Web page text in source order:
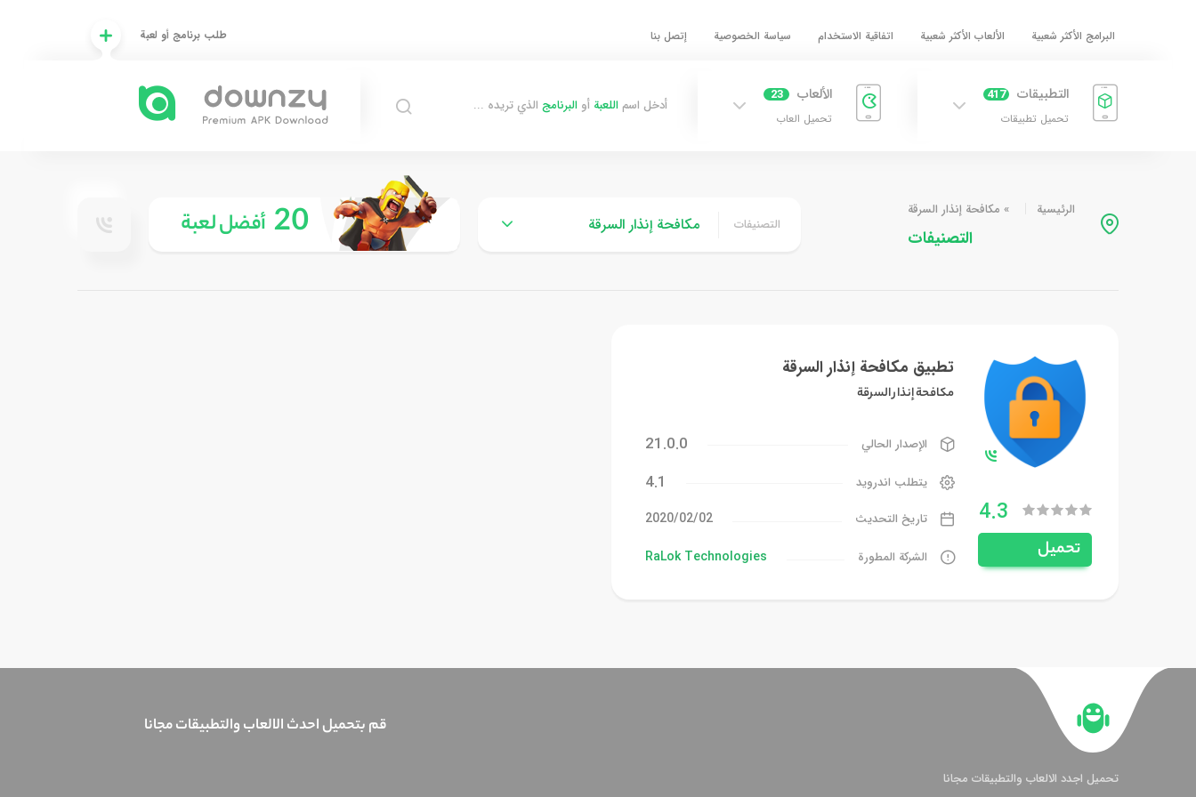
البرامج الأكثر شعبية الألعاب الأكثر شعبية اتفاقية الاستخدام سياسة الخصوصية إتصل بنا طلب برنامج أو لعبة
التطبيقات 417
تحميل تطبيقات
الألعاب 23
تحميل العاب
أدخل اسم اللعبة أو البرنامج الذي تريده ...
الرئيسية » مكافحة إنذار السرقة
التصنيفات
التصنيفات مكافحة إنذار السرقة 20 أفضل لعبة
4.3
تحميل
تطبيق مكافحة إنذار السرقة
مكافحة إنذار السرقة
الإصدار الحالي 21.0.0
يتطلب اندرويد 4.1
تاريخ التحديث 02‏/02‏/2020
الشركة المطورة RaLok Technologies
قم بتحميل احدث الالعاب والتطبيقات مجانا
تحميل اجدد الالعاب والتطبيقات مجانا